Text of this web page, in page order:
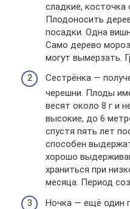
сладкие, косточка
Плодоносить
посадки. Одна
Само дерево
могут вымерзать.
Сестрёнка —
черешни. Плоды
весят около 8 г и
высокие, до 6
спустя пять лет
способен
хорошо
храниться при
месяца. Период
Ночка — ещё один